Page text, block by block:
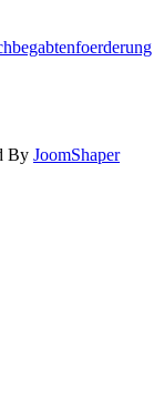
By JoomShaper